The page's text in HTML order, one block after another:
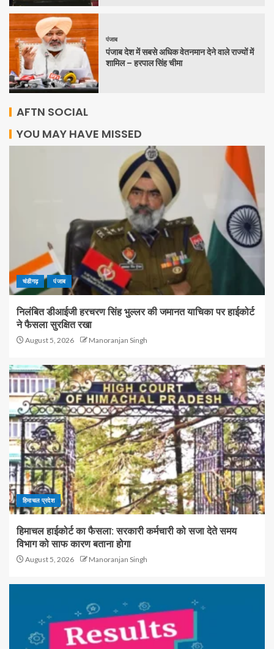
पंजाब
पंजाब देश में सबसे अधिक वेतनमान देने वाले राज्यों में
शामिल – हरपाल सिंह चीमा
AFTN SOCIAL
YOU MAY HAVE MISSED
चंडीगढ़ पंजाब
निलंबित डीआईजी हरचरण सिंह भुल्लर की जमानत याचिका पर हाईकोर्ट
ने फैसला सुरक्षित रखा
August 5, 2026 Manoranjan Singh
हिमाचल प्रदेश
हिमाचल हाईकोर्ट का फैसला: सरकारी कर्मचारी को सजा देते समय
विभाग को साफ कारण बताना होगा
August 5, 2026 Manoranjan Singh